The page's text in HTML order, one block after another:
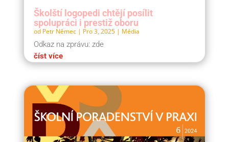
Školští logopedi chtějí posílit
spolupráci i prestiž oboru
od Petr Němec| Pro 3, 2025| Média
Odkaz na zprávu: zde
číst více